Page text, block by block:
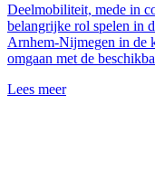
Deelmobiliteit, mede in
belangrijke rol spelen in
Arnhem-Nijmegen in de
omgaan met de
Lees meer